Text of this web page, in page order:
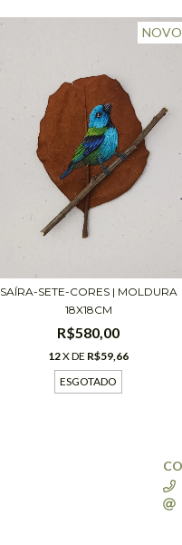
NOVO
SAÍRA-SETE-CORES | MOLDURA
18X18CM
R$580,00
12X DE R$59,66
ESGOTADO